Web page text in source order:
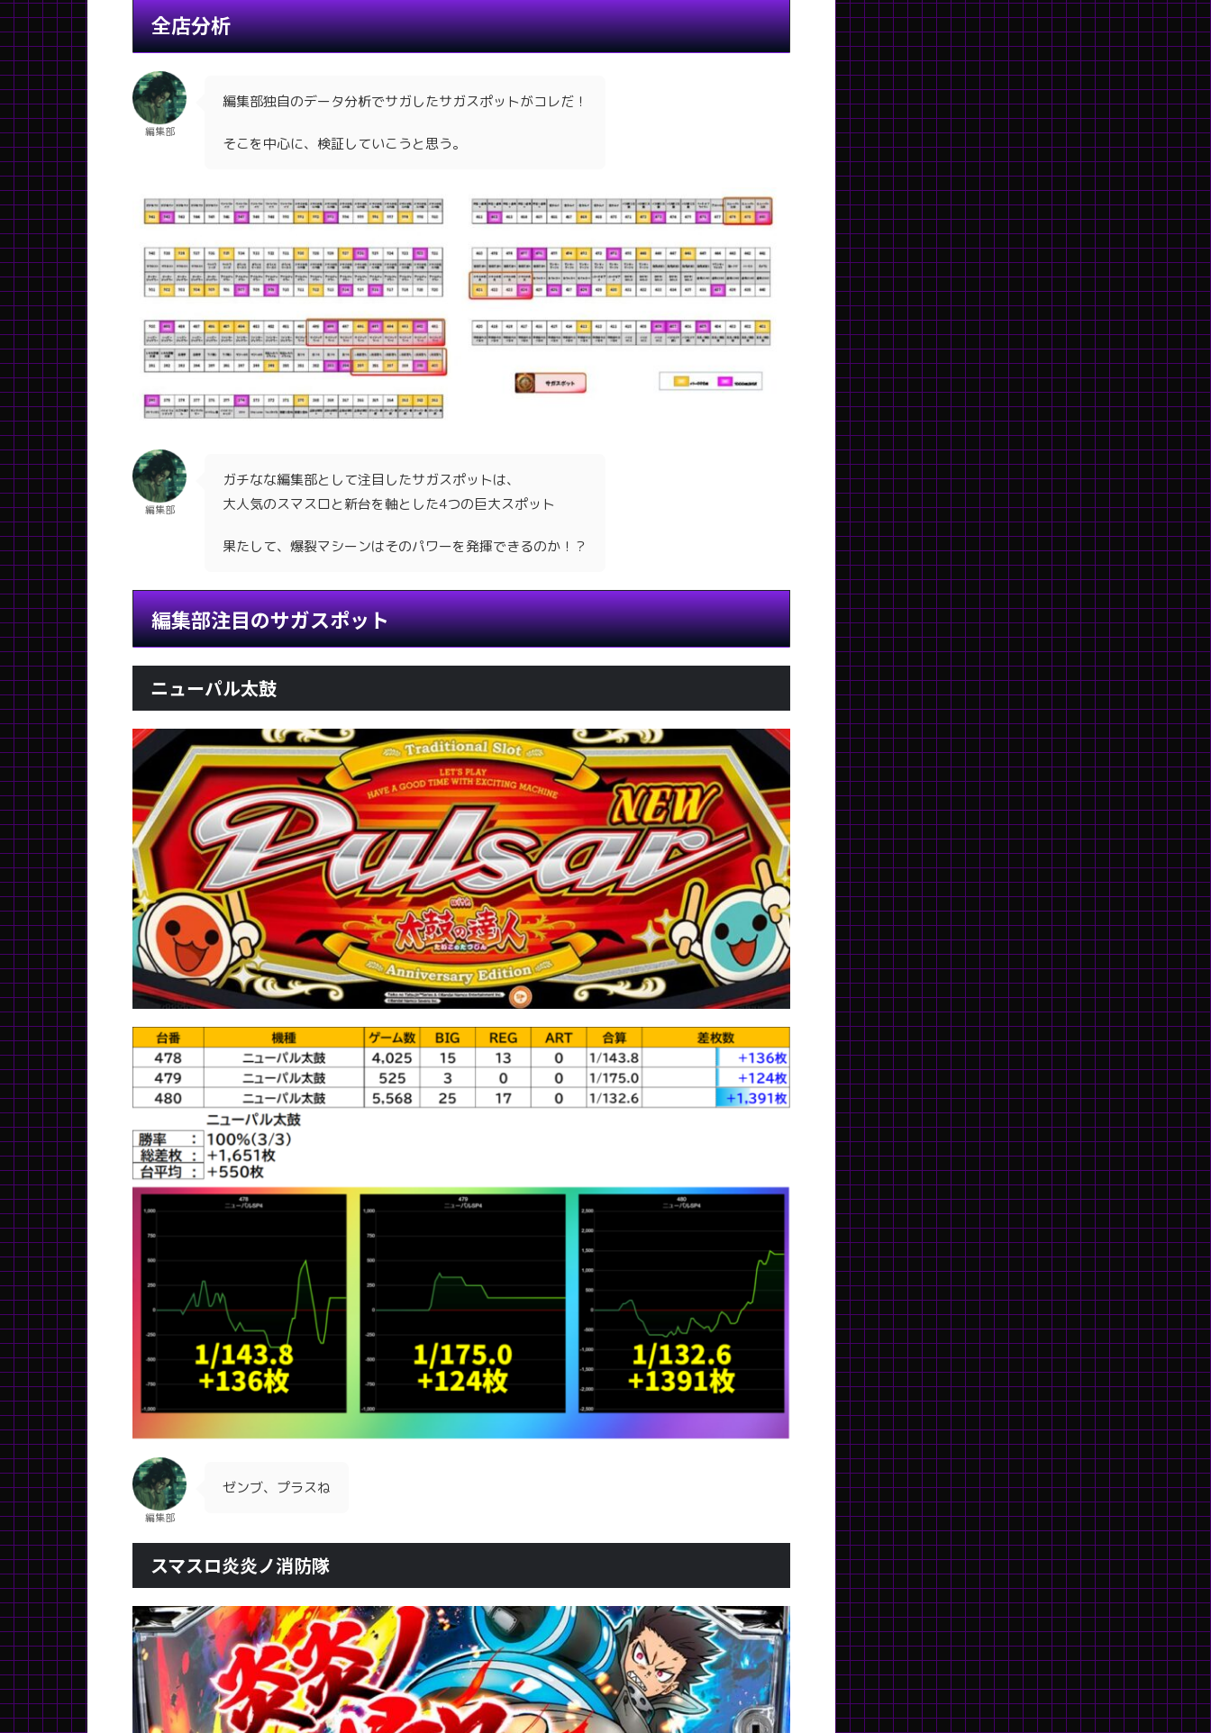
全店分析
編集部
編集部独自のデータ分析でサガしたサガスポットがコレだ！
そこを中心に、検証していこうと思う。
編集部
ガチなな編集部として注目したサガスポットは、
大人気のスマスロと新台を軸とした4つの巨大スポット
果たして、爆裂マシーンはそのパワーを発揮できるのか！？
編集部注目のサガスポット
ニューパル太鼓
編集部
ゼンブ、プラスね
スマスロ炎炎ノ消防隊